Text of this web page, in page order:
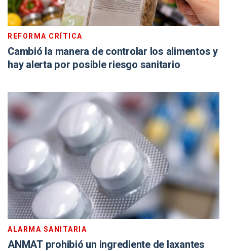
REFORMA CRÍTICA
Cambió la manera de controlar los alimentos y
hay alerta por posible riesgo sanitario
ALARMA SANITARIA
ANMAT prohibió un ingrediente de laxantes